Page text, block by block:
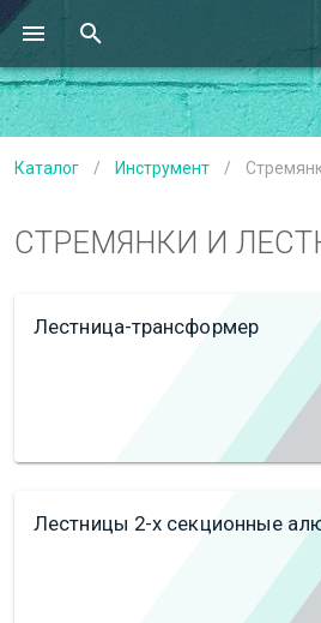
Каталог / Инструмент /
СТРЕМЯНКИ И
Лестница-трансформер
Лестницы 2-х секционные